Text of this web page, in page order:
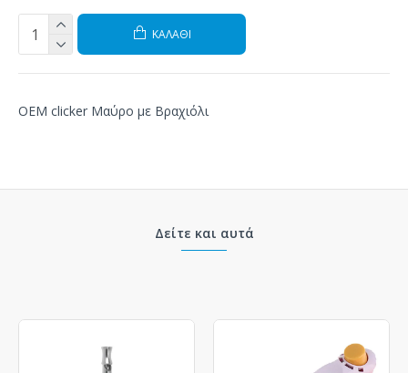
ΚΑΛΆΘΙ
OEM clicker Μαύρο με Βραχιόλι
Δείτε και αυτά